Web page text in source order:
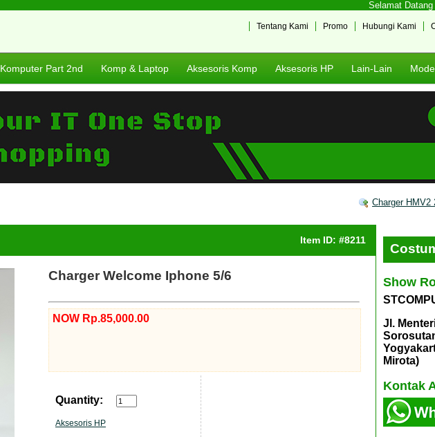
Selamat Datang
Hubungi Kami
Promo
Tentang Kami
Komputer Part 2nd Komp & Laptop Aksesoris Komp Aksesoris HP Lain-Lain
Charger HMV2
Item ID: #8211
Charger Welcome Iphone 5/6
NOW Rp.85,000.00
Quantity:
Aksesoris HP
Show
Jl.
Mirota)
Kontak